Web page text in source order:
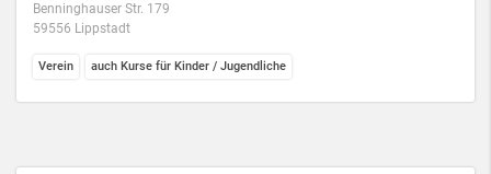
Benninghauser Str. 179
59556 Lippstadt
Verein auch Kurse für Kinder / Jugendliche